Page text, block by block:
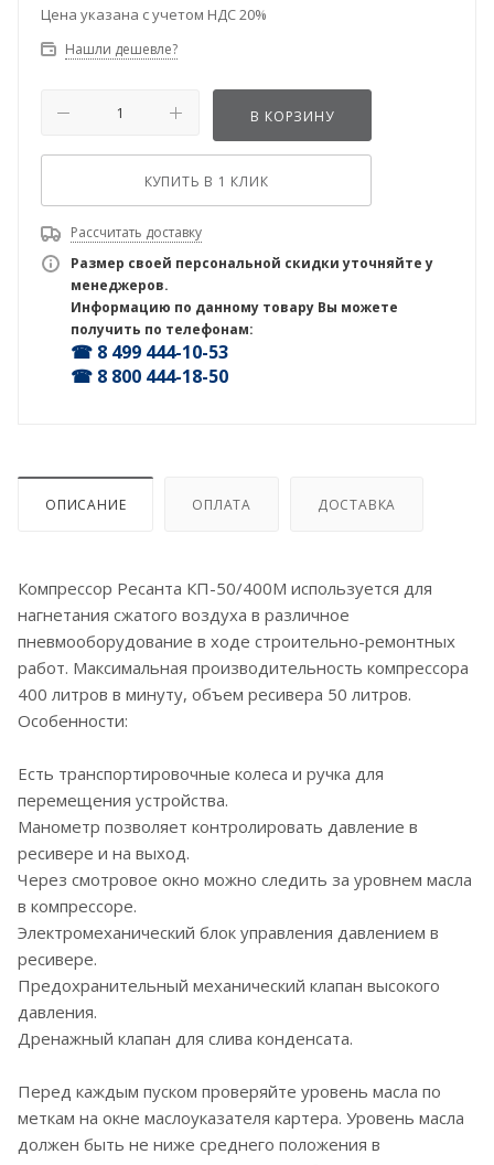
Цена указана с учетом НДС 20%
Нашли дешевле?
В КОРЗИНУ
КУПИТЬ В 1 КЛИК
Рассчитать доставку
Размер своей персональной скидки уточняйте у
менеджеров.
Информацию по данному товару Вы можете
получить по телефонам:
☎ 8 499 444-10-53
☎ 8 800 444-18-50
ОПИСАНИЕ ОПЛАТА ДОСТАВКА
Компрессор Ресанта КП-50/400М используется для
нагнетания сжатого воздуха в различное
пневмооборудование в ходе строительно-ремонтных
работ. Максимальная производительность компрессора
400 литров в минуту, объем ресивера 50 литров.
Особенности:
Есть транспортировочные колеса и ручка для
перемещения устройства.
Манометр позволяет контролировать давление в
ресивере и на выход.
Через смотровое окно можно следить за уровнем масла
в компрессоре.
Электромеханический блок управления давлением в
ресивере.
Предохранительный механический клапан высокого
давления.
Дренажный клапан для слива конденсата.
Перед каждым пуском проверяйте уровень масла по
меткам на окне маслоуказателя картера. Уровень масла
должен быть не ниже среднего положения в